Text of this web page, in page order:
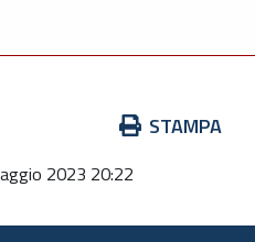
STAMPA
2023 20:22